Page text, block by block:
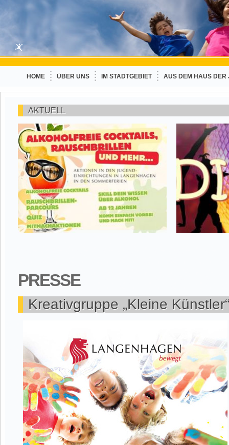
HOME ÜBER UNS IM STADTGEBIET AUS DEM HAUS DER
AKTUELL
PRESSE
Kreativgruppe „Kleine Künstler“